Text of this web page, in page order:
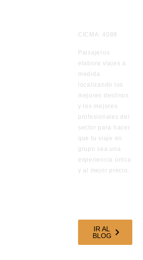
CICMA: 4089
Paisajeros
elabora viajes a
medida
localizando los
mejores destinos
y los mejores
profesionales del
sector para hacer
que tu viaje en
grupo sea una
experiencia única
y al mejor precio.
IR AL
BLOG